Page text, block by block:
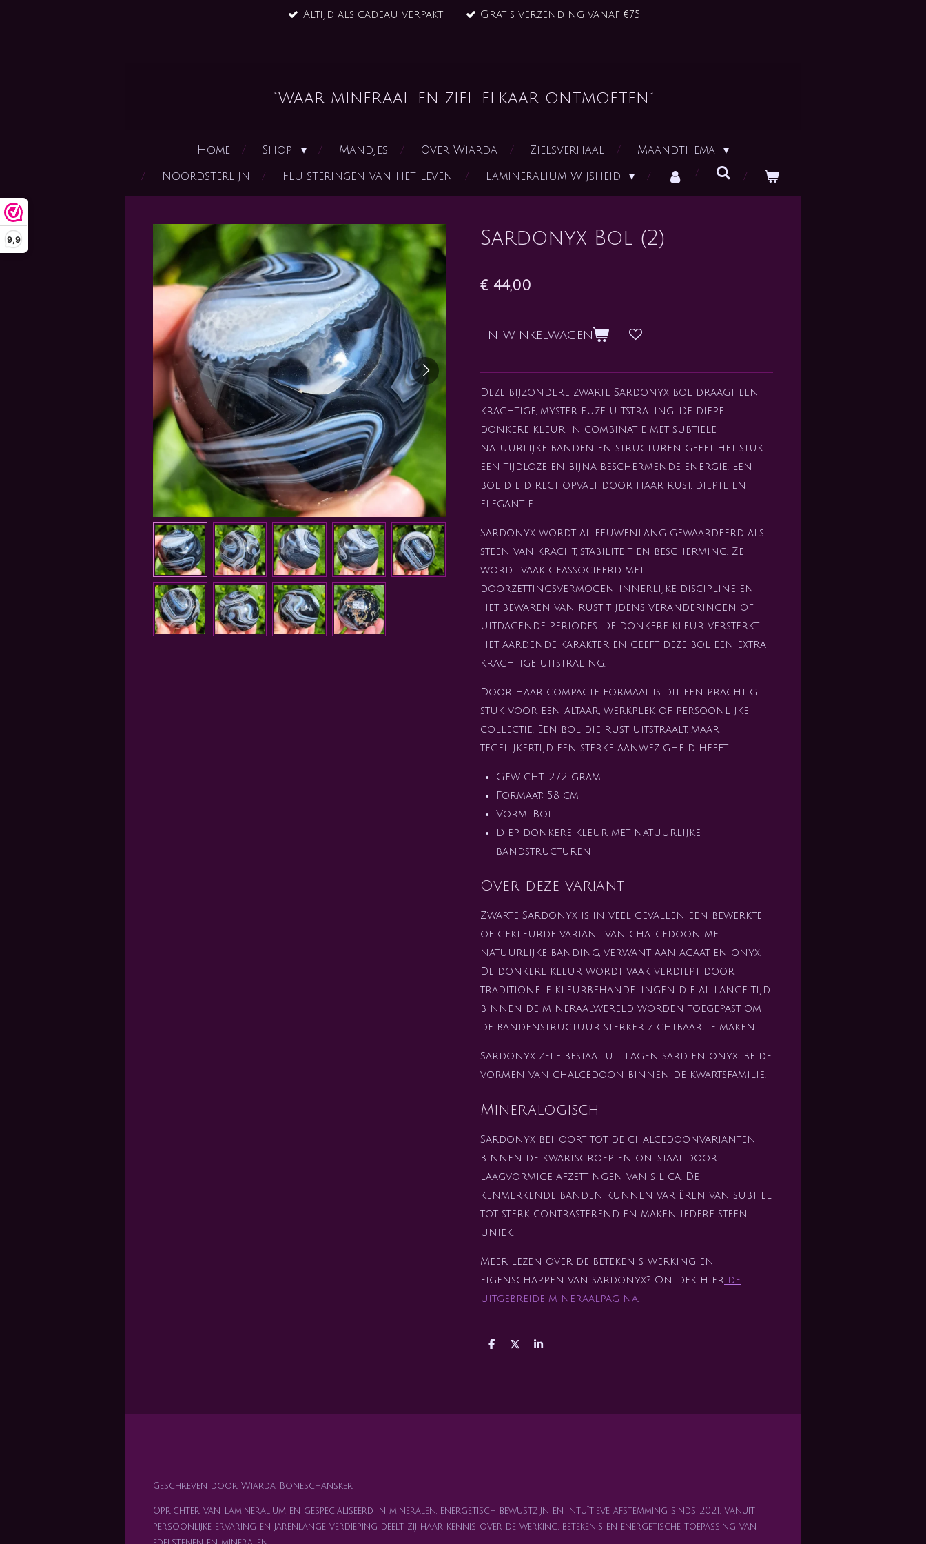
9,9
Altijd als cadeau verpakt Gratis verzending vanaf €75
`waar mineraal en ziel elkaar ontmoeten´
Home Shop Mandjes Over Wiarda Zielsverhaal Maandthema
Noordsterlijn Fluisteringen van het leven Lamineralium Wijsheid
Sardonyx Bol (2)
€ 44,00
In winkelwagen
Deze bijzondere zwarte Sardonyx bol draagt een
krachtige, mysterieuze uitstraling. De diepe
donkere kleur in combinatie met subtiele
natuurlijke banden en structuren geeft het stuk
een tijdloze en bijna beschermende energie. Een
bol die direct opvalt door haar rust, diepte en
elegantie.
Sardonyx wordt al eeuwenlang gewaardeerd als
steen van kracht, stabiliteit en bescherming. Ze
wordt vaak geassocieerd met
doorzettingsvermogen, innerlijke discipline en
het bewaren van rust tijdens veranderingen of
uitdagende periodes. De donkere kleur versterkt
het aardende karakter en geeft deze bol een extra
krachtige uitstraling.
Door haar compacte formaat is dit een prachtig
stuk voor een altaar, werkplek of persoonlijke
collectie. Een bol die rust uitstraalt, maar
tegelijkertijd een sterke aanwezigheid heeft.
Gewicht: 272 gram
Formaat: 5,8 cm
Vorm: Bol
Diep donkere kleur met natuurlijke
bandstructuren
Over deze variant
Zwarte Sardonyx is in veel gevallen een bewerkte
of gekleurde variant van chalcedoon met
natuurlijke banding, verwant aan agaat en onyx.
De donkere kleur wordt vaak verdiept door
traditionele kleurbehandelingen die al lange tijd
binnen de mineraalwereld worden toegepast om
de bandenstructuur sterker zichtbaar te maken.
Sardonyx zelf bestaat uit lagen sard en onyx: beide
vormen van chalcedoon binnen de kwartsfamilie.
Mineralogisch
Sardonyx behoort tot de chalcedoonvarianten
binnen de kwartsgroep en ontstaat door
laagvormige afzettingen van silica. De
kenmerkende banden kunnen variëren van subtiel
tot sterk contrasterend en maken iedere steen
uniek.
Meer lezen over de betekenis, werking en
eigenschappen van sardonyx? Ontdek hier de
uitgebreide mineraalpagina
D
D
S
Geschreven door Wiarda Boneschansker
Oprichter van Lamineralium en gespecialiseerd in mineralen, energetisch bewustzijn en intuïtieve afstemming sinds 2021. Vanuit
persoonlijke ervaring en jarenlange verdieping deelt zij haar kennis over de werking, betekenis en energetische toepassing van